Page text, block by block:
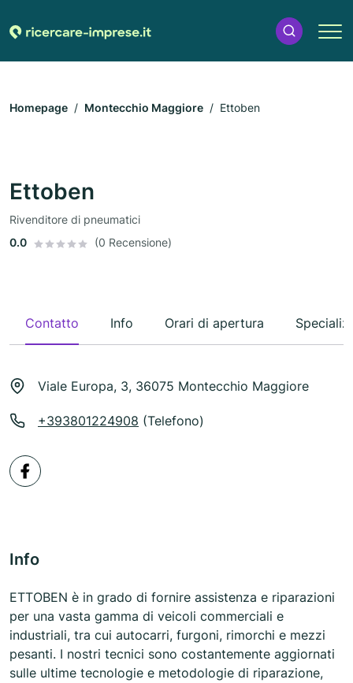
Homepage Montecchio Maggiore Ettoben
Ettoben
Rivenditore di pneumatici
0.0
(0 Recensione)
Contatto Info Orari di apertura
Viale Europa, 3, 36075 Montecchio Maggiore
+393801224908 (Telefono)
Info
ETTOBEN è in grado di fornire assistenza e riparazioni
per una vasta gamma di veicoli commerciali e
industriali, tra cui autocarri, furgoni, rimorchi e mezzi
pesanti. I nostri tecnici sono costantemente aggiornati
sulle ultime tecnologie e metodologie di riparazione,